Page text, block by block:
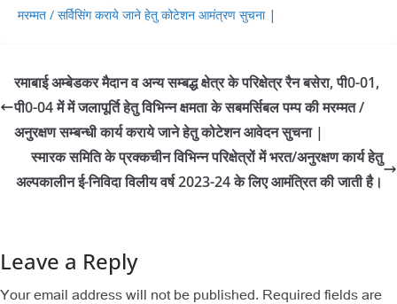
मरम्मत / सर्विसिंग कराये जाने हेतु कोटेशन आमंत्रण सुचना |
रमाबाई अम्बेडकर मैदान व अन्य सम्बद्ध क्षेत्र के परिक्षेत्र रैन बसेरा, पी0-01,
पी0-04 में में जलापूर्ति हेतु विभिन्न क्षमता के सबमर्सिबल पम्प की मरम्मत /
अनुरक्षण सम्बन्धी कार्य कराये जाने हेतु कोटेशन आवेदन सुचना |
स्मारक समिति के प्रक्कचीन विभिन्न परिक्षेत्रों में भरत/अनुरक्षण कार्य हेतु
अल्पकालीन ई-निविदा विलीय वर्ष 2023-24 के लिए आमंत्रित की जाती है।
Leave a Reply
Your email address will not be published. Required fields are